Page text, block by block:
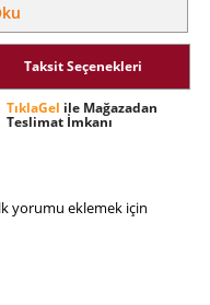
Taksit Seçenekleri
TıklaGel ile Mağazadan
Teslimat İmkanı
yorumu eklemek için